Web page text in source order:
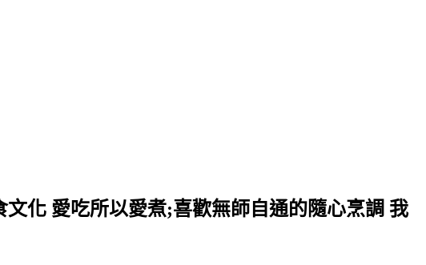
化 愛吃所以愛煮;喜歡無師自通的隨心烹調 我